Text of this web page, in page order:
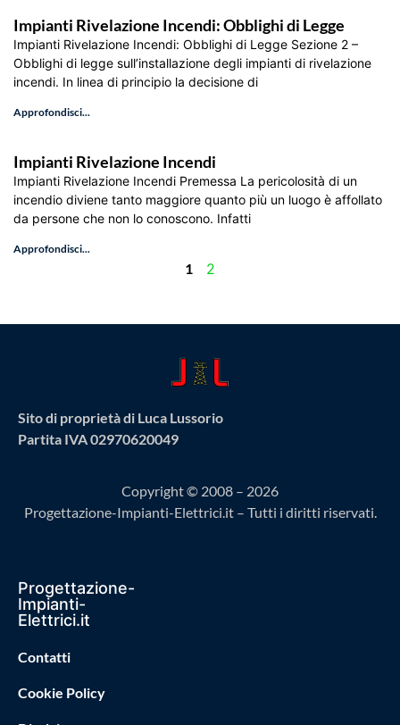
Impianti Rivelazione Incendi: Obblighi di Legge
Impianti Rivelazione Incendi: Obblighi di Legge Sezione 2 –
Obblighi di legge sull’installazione degli impianti di rivelazione
incendi. In linea di principio la decisione di
Approfondisci...
Impianti Rivelazione Incendi
Impianti Rivelazione Incendi Premessa La pericolosità di un
incendio diviene tanto maggiore quanto più un luogo è affollato
da persone che non lo conoscono. Infatti
Approfondisci...
1 2
Sito di proprietà di Luca Lussorio
Partita IVA 02970620049
Copyright © 2008 – 2026
Progettazione-Impianti-Elettrici.it – Tutti i diritti riservati.
Progettazione-
Impianti-
Elettrici.it
Contatti
Cookie Policy